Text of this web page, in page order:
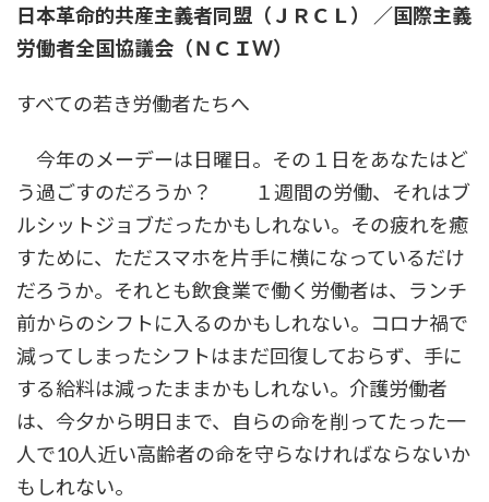
日本革命的共産主義者同盟（ＪＲＣＬ） ／国際主義
労働者全国協議会（ＮＣＩW）
すべての若き労働者たちへ
今年のメーデーは日曜日。その１日をあなたはど
う過ごすのだろうか？ １週間の労働、それはブ
ルシットジョブだったかもしれない。その疲れを癒
すために、ただスマホを片手に横になっているだけ
だろうか。それとも飲食業で働く労働者は、ランチ
前からのシフトに入るのかもしれない。コロナ禍で
減ってしまったシフトはまだ回復しておらず、手に
する給料は減ったままかもしれない。介護労働者
は、今夕から明日まで、自らの命を削ってたった一
人で10人近い高齢者の命を守らなければならないか
もしれない。